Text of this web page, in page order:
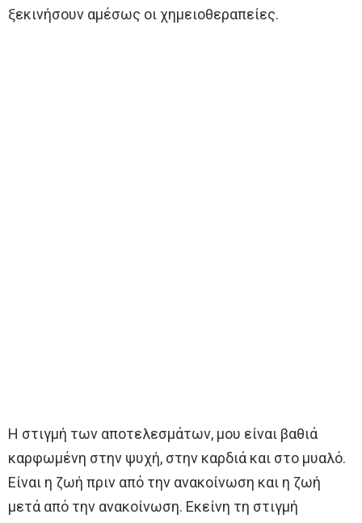
ξεκινήσουν αμέσως οι χημειοθεραπείες.
Η στιγμή των αποτελεσμάτων, μου είναι βαθιά
καρφωμένη στην ψυχή, στην καρδιά και στο μυαλό.
Είναι η ζωή πριν από την ανακοίνωση και η ζωή
μετά από την ανακοίνωση. Εκείνη τη στιγμή